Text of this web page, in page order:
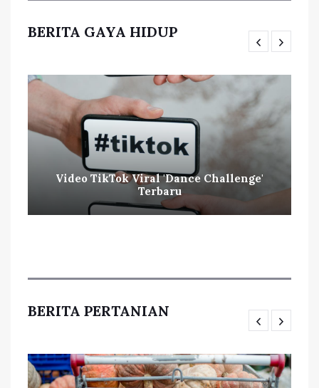
BERITA GAYA HIDUP
Video TikTok Viral 'Dance Challenge'
Terbaru
BERITA PERTANIAN